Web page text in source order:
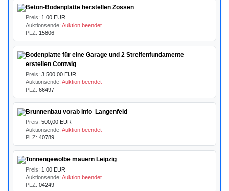
Beton-Bodenplatte herstellen Zossen
Preis: 1,00 EUR
Auktionsende: Auktion beendet
PLZ: 15806
Bodenplatte für eine Garage und 2 Streifenfundamente
erstellen Contwig
Preis: 3.500,00 EUR
Auktionsende: Auktion beendet
PLZ: 66497
Brunnenbau vorab Info Langenfeld
Preis: 500,00 EUR
Auktionsende: Auktion beendet
PLZ: 40789
Tonnengewölbe mauern Leipzig
Preis: 1,00 EUR
Auktionsende: Auktion beendet
PLZ: 04249